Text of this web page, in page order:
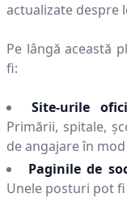
actualizate despre
Pe lângă această
fi:
Site-urile
Primării, spitale,
de angajare în
Paginile de
Unele posturi pot